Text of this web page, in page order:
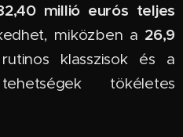
millió eurós teljes
miközben a 26,9
klasszisok és a
tökéletes